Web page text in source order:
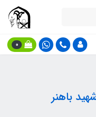
0
باهنر